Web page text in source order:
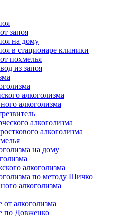
запоя
на дому
в стационаре клиники
похмелья
из запоя
алкоголизма
алкоголизма
алкоголизма
алкоголизма
на дому
алкоголизма
по методу Шичко
алкоголизма
от алкоголизма
по Довженко